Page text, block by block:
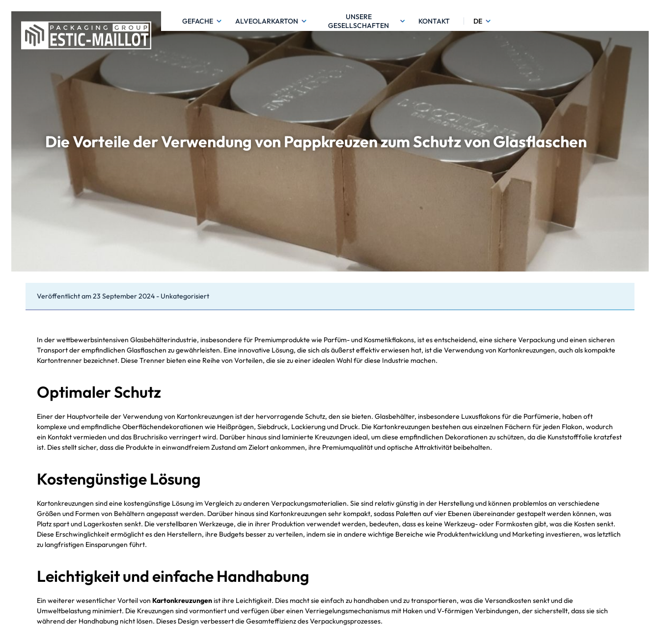
GEFACHE ALVEOLARKARTON
UNSERE
GESELLSCHAFTEN
KONTAKT DE
Die Vorteile der Verwendung von Pappkreuzen zum Schutz von Glasflaschen
Veröffentlicht am23 September 2024 - Unkategorisiert
In der wettbewerbsintensiven Glasbehälterindustrie, insbesondere für Premiumprodukte wie Parfüm- und Kosmetikflakons, ist es entscheidend, eine sichere Verpackung und einen sicheren
Transport der empfindlichen Glasflaschen zu gewährleisten. Eine innovative Lösung, die sich als äußerst effektiv erwiesen hat, ist die Verwendung von Kartonkreuzungen, auch als kompakte
Kartontrenner bezeichnet. Diese Trenner bieten eine Reihe von Vorteilen, die sie zu einer idealen Wahl für diese Industrie machen.
Optimaler Schutz
Einer der Hauptvorteile der Verwendung von Kartonkreuzungen ist der hervorragende Schutz, den sie bieten. Glasbehälter, insbesondere Luxusflakons für die Parfümerie, haben oft
komplexe und empfindliche Oberflächendekorationen wie Heißprägen, Siebdruck, Lackierung und Druck. Die Kartonkreuzungen bestehen aus einzelnen Fächern für jeden Flakon, wodurch
ein Kontakt vermieden und das Bruchrisiko verringert wird. Darüber hinaus sind laminierte Kreuzungen ideal, um diese empfindlichen Dekorationen zu schützen, da die Kunststofffolie kratzfest
ist. Dies stellt sicher, dass die Produkte in einwandfreiem Zustand am Zielort ankommen, ihre Premiumqualität und optische Attraktivität beibehalten.
Kostengünstige Lösung
Kartonkreuzungen sind eine kostengünstige Lösung im Vergleich zu anderen Verpackungsmaterialien. Sie sind relativ günstig in der Herstellung und können problemlos an verschiedene
Größen und Formen von Behältern angepasst werden. Darüber hinaus sind Kartonkreuzungen sehr kompakt, sodass Paletten auf vier Ebenen übereinander gestapelt werden können, was
Platz spart und Lagerkosten senkt. Die verstellbaren Werkzeuge, die in ihrer Produktion verwendet werden, bedeuten, dass es keine Werkzeug- oder Formkosten gibt, was die Kosten senkt.
Diese Erschwinglichkeit ermöglicht es den Herstellern, ihre Budgets besser zu verteilen, indem sie in andere wichtige Bereiche wie Produktentwicklung und Marketing investieren, was letztlich
zu langfristigen Einsparungen führt.
Leichtigkeit und einfache Handhabung
Ein weiterer wesentlicher Vorteil von Kartonkreuzungenist ihre Leichtigkeit. Dies macht sie einfach zu handhaben und zu transportieren, was die Versandkosten senkt und die
Umweltbelastung minimiert. Die Kreuzungen sind vormontiert und verfügen über einen Verriegelungsmechanismus mit Haken und V-förmigen Verbindungen, der sicherstellt, dass sie sich
während der Handhabung nicht lösen. Dieses Design verbessert die Gesamteffizienz des Verpackungsprozesses.